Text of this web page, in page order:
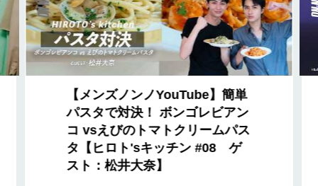
【メンズノンノYouTube】簡単
パスタで対決！ ボンゴレビアン
コ vsえびのトマトクリームパス
タ【ヒロト'sキッチン #08 ゲ
スト：松井大奈】